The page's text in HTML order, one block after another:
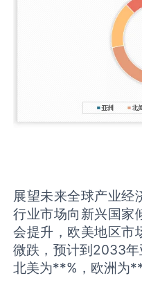
展望未来全球产业经
行业市场向新兴国家
会提升，欧美地区市
微跌，预计到2033年
北美为**%，欧洲为